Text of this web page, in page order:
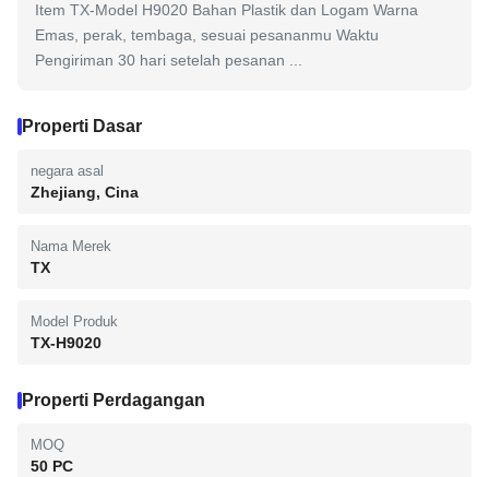
Item TX-Model H9020 Bahan Plastik dan Logam Warna
Emas, perak, tembaga, sesuai pesananmu Waktu
Pengiriman 30 hari setelah pesanan ...
Properti Dasar
negara asal
Zhejiang, Cina
Nama Merek
TX
Model Produk
TX-H9020
Properti Perdagangan
MOQ
50 PC